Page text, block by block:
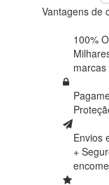
Vantagens de
100%
marcas
Envios
+